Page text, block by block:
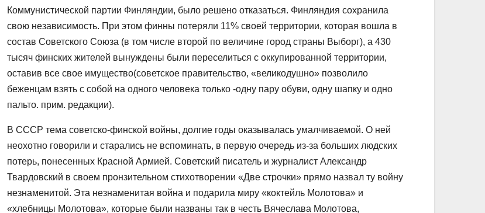
Коммунистической партии Финляндии, было решено отказаться. Финляндия сохранила
свою независимость. При этом финны потеряли 11% своей территории, которая вошла в
состав Советского Союза (в том числе второй по величине город страны Выборг), а 430
тысяч финских жителей вынуждены были переселиться с оккупированной территории,
оставив все свое имущество(советское правительство, «великодушно» позволило
беженцам взять с собой на одного человека только -одну пару обуви, одну шапку и одно
пальто. прим. редакции).
В СССР тема советско-финской войны, долгие годы оказывалась умалчиваемой. О ней
неохотно говорили и старались не вспоминать, в первую очередь из-за больших людских
потерь, понесенных Красной Армией. Советский писатель и журналист Александр
Твардовский в своем пронзительном стихотворении «Две строчки» прямо назвал ту войну
незнаменитой. Эта незнаменитая война и подарила миру «коктейль Молотова» и
«хлебницы Молотова», которые были названы так в честь Вячеслава Молотова,